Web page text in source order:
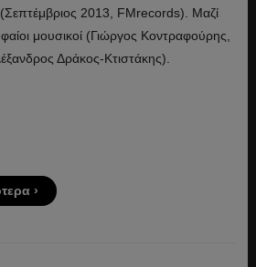
2013, FMrecords). Μαζί
μουσικοί (Γιώργος Κοντραφούρης,
Δράκος-Κτιστάκης).
›